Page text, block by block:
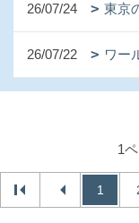
26/07/24 東京
26/07/22 ワー
1
1